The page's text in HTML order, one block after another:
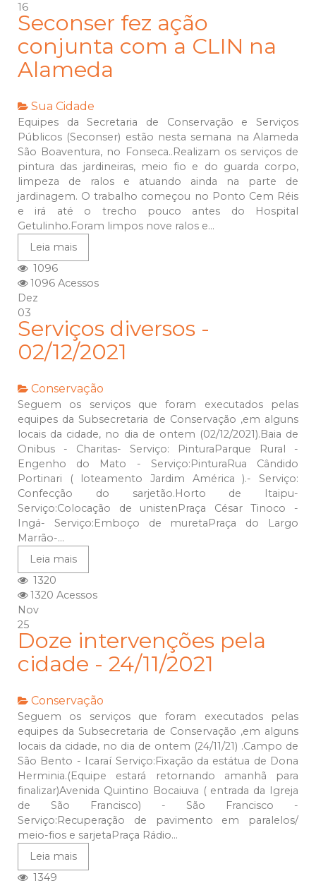
16
Seconser fez ação
conjunta com a CLIN na
Alameda
Sua Cidade
Equipes da Secretaria de Conservação e Serviços
Públicos (Seconser) estão nesta semana na Alameda
São Boaventura, no Fonseca..Realizam os serviços de
pintura das jardineiras, meio fio e do guarda corpo,
limpeza de ralos e atuando ainda na parte de
jardinagem. O trabalho começou no Ponto Cem Réis
e irá até o trecho pouco antes do Hospital
Getulinho.Foram limpos nove ralos e...
Leia mais
1096
1096 Acessos
Dez
03
Serviços diversos -
02/12/2021
Conservação
Seguem os serviços que foram executados pelas
equipes da Subsecretaria de Conservação ,em alguns
locais da cidade, no dia de ontem (02/12/2021).Baia de
Onibus - Charitas- Serviço: PinturaParque Rural -
Engenho do Mato - Serviço:PinturaRua Cândido
Portinari ( loteamento Jardim América ).- Serviço:
Confecção do sarjetão.Horto de Itaipu-
Serviço:Colocação de unistenPraça César Tinoco -
Ingá- Serviço:Emboço de muretaPraça do Largo
Marrão-...
Leia mais
1320
1320 Acessos
Nov
25
Doze intervenções pela
cidade - 24/11/2021
Conservação
Seguem os serviços que foram executados pelas
equipes da Subsecretaria de Conservação ,em alguns
locais da cidade, no dia de ontem (24/11/21) .Campo de
São Bento - Icaraí Serviço:Fixação da estátua de Dona
Herminia.(Equipe estará retornando amanhã para
finalizar)Avenida Quintino Bocaiuva ( entrada da Igreja
de São Francisco) - São Francisco -
Serviço:Recuperação de pavimento em paralelos/
meio-fios e sarjetaPraça Rádio...
Leia mais
1349